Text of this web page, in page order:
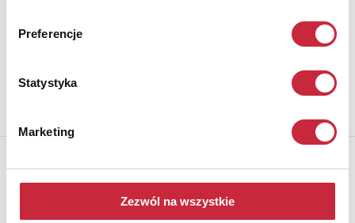
Preferencje
Statystyka
Marketing
Zezwól na wszystkie
Aby otrzymywać informacje o nowych aukcjach, prosimy podać
Rempex Sp. z o.o
ul Karowa 31, 00-324 Warszawa
tel/fax: patrz kontakt
e-mail:rempex@rempex.com.pl